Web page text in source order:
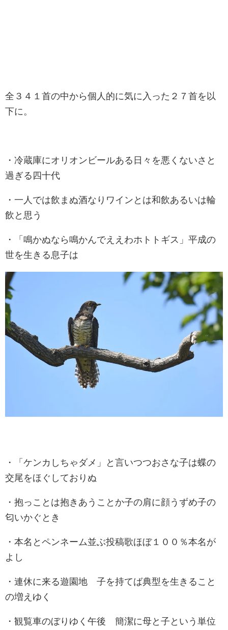
全３４１首の中から個人的に気に入った２７首を以
下に。
・冷蔵庫にオリオンビールある日々を悪くないさと
過ぎる四十代
・一人では飲まぬ酒なりワインとは和飲あるいは輪
飲と思う
・「鳴かぬなら鳴かんでええわホトトギス」平成の
世を生きる息子は
・「ケンカしちゃダメ」と言いつつおさな子は蝶の
交尾をほぐしておりぬ
・抱っことは抱きあうことか子の肩に顔うずめ子の
匂いかぐとき
・本名とペンネーム並ぶ投稿歌ほぼ１００％本名が
よし
・連休に来る遊園地 子を持てば典型を生きること
の増えゆく
・観覧車のぼりゆく午後 簡潔に母と子という単位